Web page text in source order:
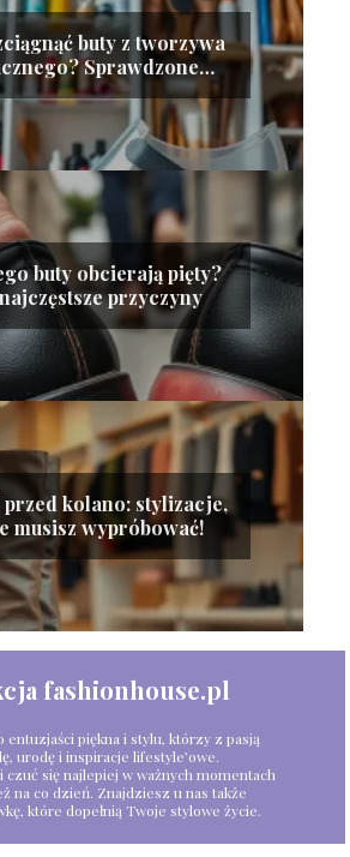
buty z tworzywa
Sprawdzone
metody
buty obcierają pięty?
przyczyny
przed kolano: stylizacje,
musisz wypróbować!
fashionhouse.pl
entuzjaści piękna i stylu, którzy z pasją
urodę i inspiracje lifestyle’owe.
czuć się najlepiej w ważnych momentach
na co dzień. Znajdziesz u nas także
które dopełnią Twoje stylowe życie.